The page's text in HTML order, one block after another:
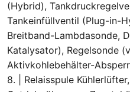
(Hybrid),
Tankeinfüllventil (Plug-in-
Breitband-Lambdasonde,
Katalysator), Regelsonde
Aktivkohlebehälter-
8. | Relaisspule